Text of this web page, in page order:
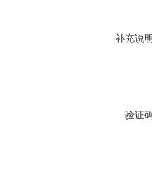
补充说
验证